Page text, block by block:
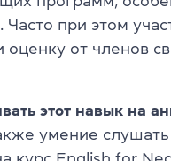
при этом
от членов
этот навык на
умение слушать